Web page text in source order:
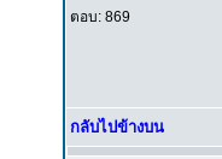
ตอบ: 869
กลับไปข้างบน